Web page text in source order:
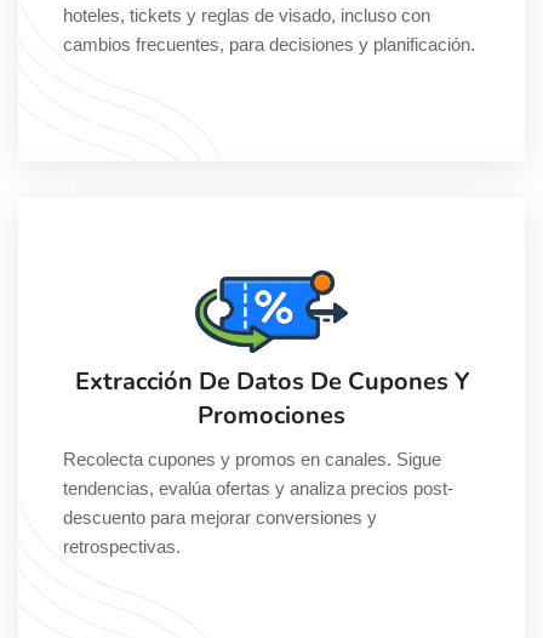
hoteles, tickets y reglas de visado, incluso con
cambios frecuentes, para decisiones y planificación.
Extracción De Datos De Cupones Y
Promociones
Recolecta cupones y promos en canales. Sigue
tendencias, evalúa ofertas y analiza precios post-
descuento para mejorar conversiones y
retrospectivas.